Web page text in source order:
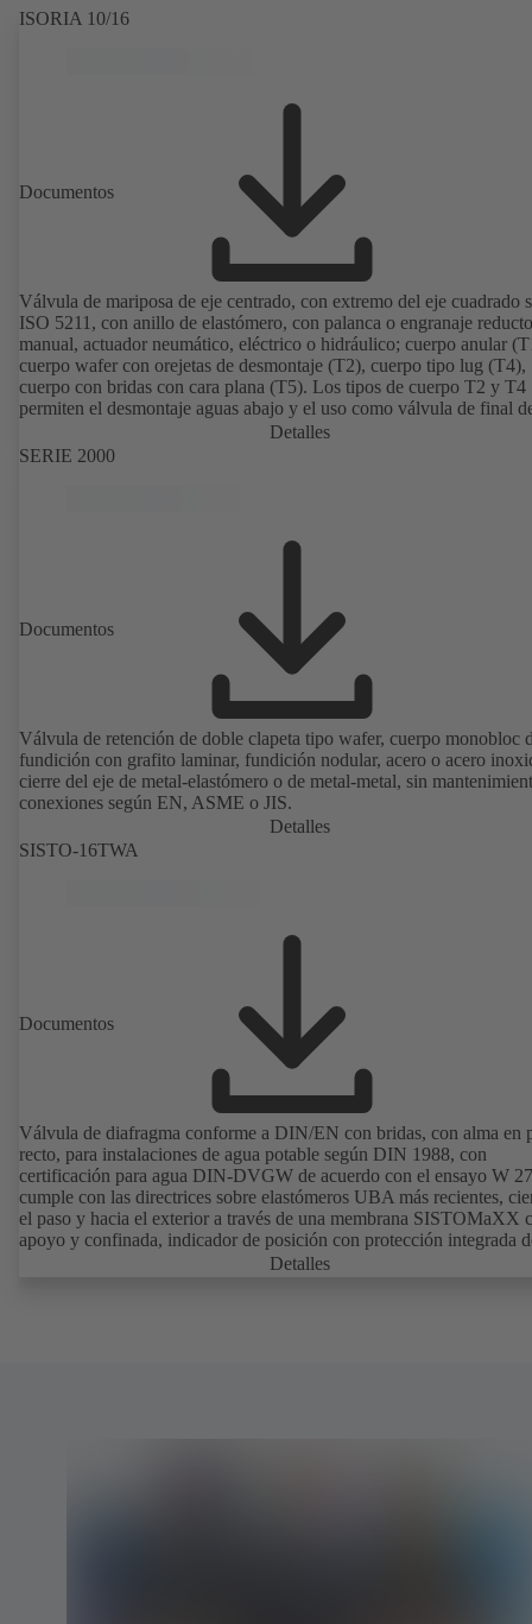
ISORIA 10/16
Documentos
Válvula de mariposa de eje centrado, con extremo del eje cuadrado
ISO 5211, con anillo de elastómero, con palanca o engranaje
manual, actuador neumático, eléctrico o hidráulico; cuerpo anular
cuerpo wafer con orejetas de desmontaje (T2), cuerpo tipo lug (T4),
cuerpo con bridas con cara plana (T5). Los tipos de cuerpo T2 y T4
permiten el desmontaje aguas abajo y el uso como válvula de final
con una contrabrida. Conexiones según EN, ASME, JIS.
Detalles
SERIE 2000
Documentos
Válvula de retención de doble clapeta tipo wafer, cuerpo monobloc
fundición con grafito laminar, fundición nodular, acero o acero
cierre del eje de metal-elastómero o de metal-metal, sin
conexiones según EN, ASME o JIS.
Detalles
SISTO-16TWA
Documentos
Válvula de diafragma conforme a DIN/EN con bridas, con alma en
recto, para instalaciones de agua potable según DIN 1988, con
certificación para agua DIN-DVGW de acuerdo con el ensayo W
cumple con las directrices sobre elastómeros UBA más recientes,
el paso y hacia el exterior a través de una membrana SISTOMaXX
apoyo y confinada, indicador de posición con protección integrada
husillo, los componentes funcionales sin contacto con el fluido de
Detalles